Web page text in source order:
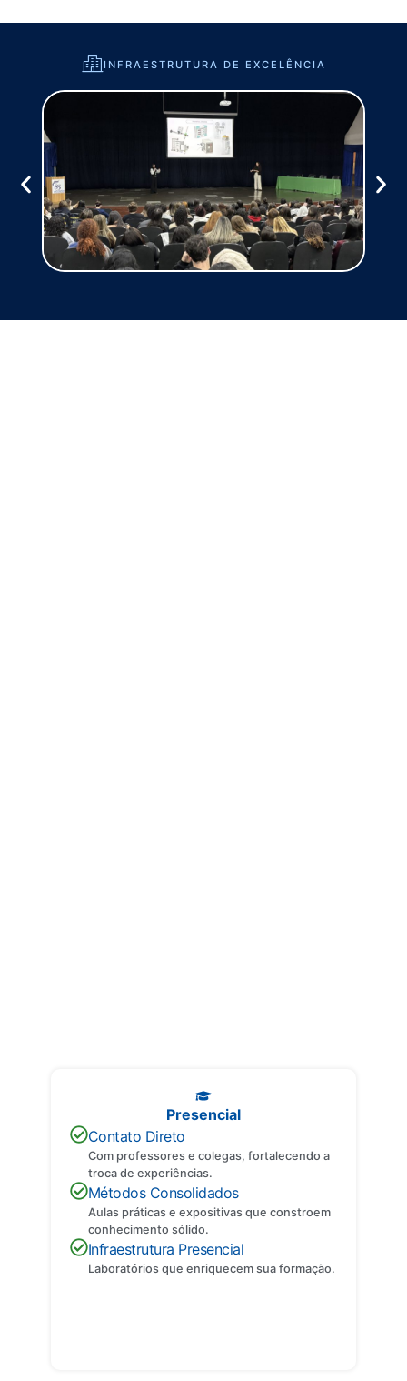
INFRAESTRUTURA DE EXCELÊNCIA
Presencial
Contato Direto
Com professores e colegas, fortalecendo a
troca de experiências.
Métodos Consolidados
Aulas práticas e expositivas que constroem
conhecimento sólido.
Infraestrutura Presencial
Laboratórios que enriquecem sua formação.